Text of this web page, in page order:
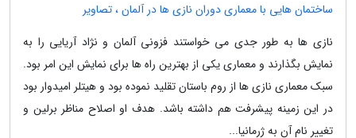
ساختمان هایی با معماری دوران نازی ها در آلمان ، تصاویر
نازی ها به طور جدی می خواستند فزونی آلمان و نژاد آریایی را به
نمایش بگذارند و معماری یکی از بهترین راه ها برای نمایش این امر بود.
سبک معماری نازی ها از روم باستان تقلید نموده بود و هیتلر امیدوار بود
در این زمینه پیشرفت هم داشته باشد. هدف او اصلاح مناظر برلین و
تغییر نام آن به ژرمانیا...